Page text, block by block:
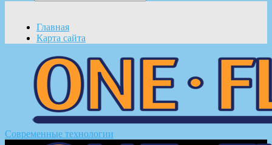
Главная
Карта сайта
Современные технологии